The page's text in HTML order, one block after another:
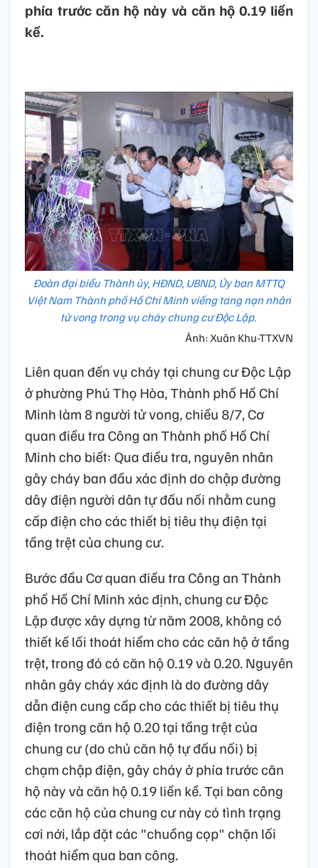
phía trước căn hộ này và căn hộ 0.19 liền
kề.
Đoàn đại biểu Thành ủy, HĐND, UBND, Ủy ban MTTQ
Việt Nam Thành phố Hồ Chí Minh viếng tang nạn nhân
tử vong trong vụ cháy chung cư Độc Lập.
Ảnh: Xuân Khu-TTXVN
Liên quan đến vụ cháy tại chung cư Độc Lập
ở phường Phú Thọ Hòa, Thành phố Hồ Chí
Minh làm 8 người tử vong, chiều 8/7, Cơ
quan điều tra Công an Thành phố Hồ Chí
Minh cho biết: Qua điều tra, nguyên nhân
gây cháy ban đầu xác định do chập đường
dây điện người dân tự đấu nối nhằm cung
cấp điện cho các thiết bị tiêu thụ điện tại
tầng trệt của chung cư.
Bước đầu Cơ quan điều tra Công an Thành
phố Hồ Chí Minh xác định, chung cư Độc
Lập được xây dựng từ năm 2008, không có
thiết kế lối thoát hiểm cho các căn hộ ở tầng
trệt, trong đó có căn hộ 0.19 và 0.20. Nguyên
nhân gây cháy xác định là do đường dây
dẫn điện cung cấp cho các thiết bị tiêu thụ
điện trong căn hộ 0.20 tại tầng trệt của
chung cư (do chủ căn hộ tự đấu nối) bị
chạm chập điện, gây cháy ở phía trước căn
hộ này và căn hộ 0.19 liền kề. Tại ban công
các căn hộ của chung cư này có tình trạng
cơi nới, lắp đặt các "chuồng cọp" chặn lối
thoát hiểm qua ban công.